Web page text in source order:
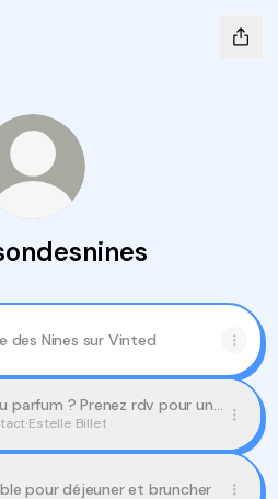
des Nines sur Vinted
parfum ? Prenez rdv pour un
personnalisé
·Estelle Billet
pour déjeuner et bruncher